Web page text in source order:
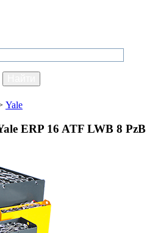
Yale
ERP 16 ATF LWB 8 PzB